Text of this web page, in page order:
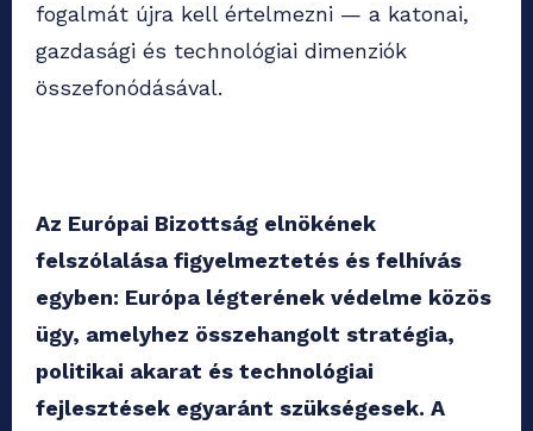
fogalmát újra kell értelmezni — a katonai,
gazdasági és technológiai dimenziók
összefonódásával.
Az Európai Bizottság elnökének
felszólalása figyelmeztetés és felhívás
egyben: Európa légterének védelme közös
ügy, amelyhez összehangolt stratégia,
politikai akarat és technológiai
fejlesztések egyaránt szükségesek. A